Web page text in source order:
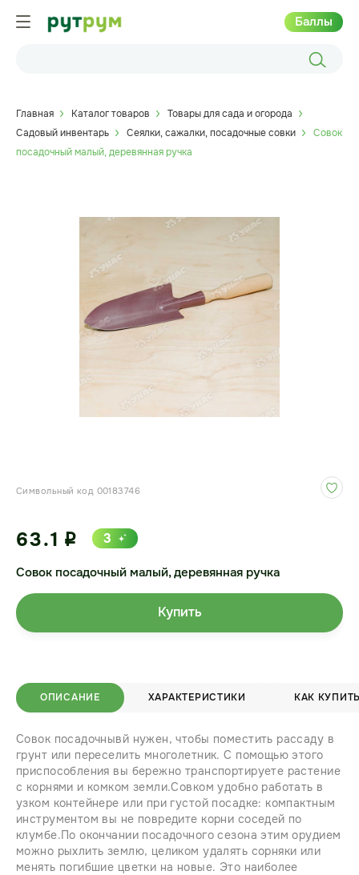
Баллы
Главная Каталог товаров
Товары для сада и огорода
Садовый инвентарь
Сеялки, сажалки, посадочные совки
Совок
посадочный малый, деревянная ручка
ОПИСАНИЕ ХАРАКТЕРИСТИКИ КАК
Совок посадочнывй нужен, чтобы поместить рассаду в
грунт или переселить многолетник. С помощью этого
приспособления вы бережно транспортируете растение
с корнями и комком земли.Совком удобно работать в
узком контейнере или при густой посадке: компактным
инструментом вы не повредите корни соседей по
клумбе.По окончании посадочного сезона этим орудием
можно рыхлить землю, целиком удалять сорняки или
менять погибшие цветки на новые. Это наиболее
Символьный код 00183746
Совок посадочный малый, деревянная ручка
63.1 i 3
Купить